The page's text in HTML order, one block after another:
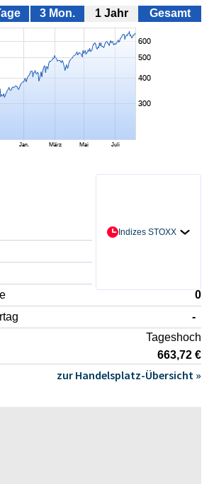
3 Mon. 1 Jahr Gesamt
Indizes STOXX- / -
0
-
Tageshoch
663,72 €
zur Handelsplatz-Übersicht »